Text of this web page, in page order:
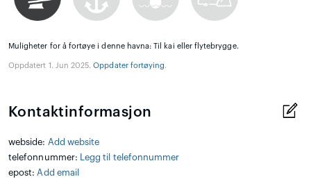
Muligheter for å fortøye i denne havna: Til kai eller flytebrygge.
Oppdatert 1. Jun 2025.Oppdater fortøying.
Kontaktinformasjon
webside: Add website
telefonnummer:
Legg til telefonnummer
epost: Add email